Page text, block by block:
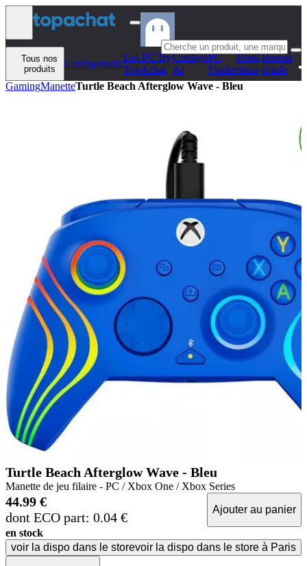
Aller au contenu
Tous nos
produits
Configomatic
Les PC By
TopAchat
Configo
Ai
PC
Finder
Bons
plans
Besoin
d'aide
GamingManetteTurtle Beach Afterglow Wave - Bleu
Turtle Beach Afterglow Wave - Bleu
Manette de jeu filaire - PC / Xbox One / Xbox Series
44.99 €
dont ECO part: 0.04 €
Ajouter au panier
en stock
voir la dispo dans le storevoir la dispo dans le store à Paris